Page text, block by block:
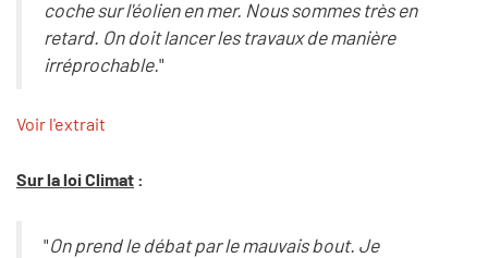
coche sur l'éolien en mer. Nous sommes très en
retard. On doit lancer les travaux de manière
irréprochable."
Voir l'extrait
Sur la loi Climat :
"On prend le débat par le mauvais bout. Je